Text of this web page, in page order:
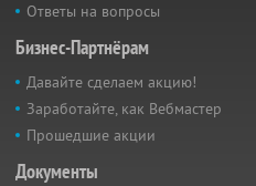
Ответы на вопросы
Бизнес-Партнёрам
Давайте сделаем акцию!
Заработайте, как Вебмастер
Прошедшие акции
Документы